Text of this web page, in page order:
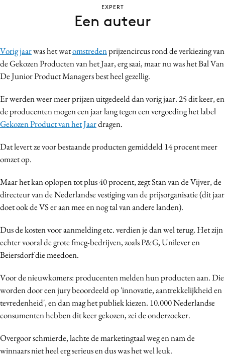
Contentmarketing
Craft
Data & Insights
Design
Digital transformation
Diversiteit
Effectiviteit
Influencer marketing
Interne communicatie
Media
Merkstrategie
Programmatic
Purpose Marketing
Reputatie & crisis
Vorig jaarwas het watomstredenprijzencircus rond de verkiezing van
de Gekozen Producten van het Jaar, erg saai, maar nu was het Bal Van
De Junior Product Managers best heel gezellig.
Er werden weer meer prijzen uitgedeeld dan vorig jaar. 25 dit keer, en
de producenten mogen een jaar lang tegen een vergoeding het label
Gekozen Product van het Jaardragen.
Dat levert ze voor bestaande producten gemiddeld 14 procent meer
omzet op.
Maar het kan oplopen tot plus 40 procent, zegt Stan van de Vijver, de
directeur van de Nederlandse vestiging van de prijsorganisatie (dit jaar
doet ook de VS er aan mee en nog tal van andere landen).
Dus de kosten voor aanmelding etc. verdien je dan wel terug. Het zijn
echter vooral de grote fmcg-bedrijven, zoals P&G, Unilever en
Beiersdorf die meedoen.
Voor de nieuwkomers: producenten melden hun producten aan. Die
worden door een jury beoordeeld op 'innovatie, aantrekkelijkheid en
tevredenheid', en dan mag het publiek kiezen. 10.000 Nederlandse
consumenten hebben dit keer gekozen, zei de onderzoeker.
Overgoor schmierde, lachte de marketingtaal weg en nam de
winnaars niet heel erg serieus en dus was het wel leuk.
EXPERT
Een auteur